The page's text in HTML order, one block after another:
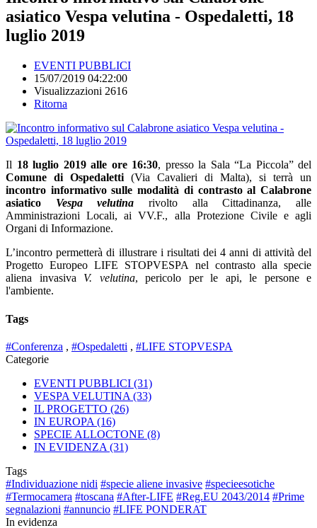
asiatico Vespa velutina - Ospedaletti, 18
luglio 2019
EVENTI PUBBLICI
15/07/2019 04:22:00
Visualizzazioni 2616
Ritorna
Il 18 luglio 2019 alle ore 16:30, presso la Sala “La Piccola” del
Comune di Ospedaletti (Via Cavalieri di Malta), si terrà un
incontro informativo sulle modalità di contrasto al Calabrone
asiatico Vespa velutina rivolto alla Cittadinanza, alle
Amministrazioni Locali, ai VV.F., alla Protezione Civile e agli
Organi di Informazione.
L’incontro permetterà di illustrare i risultati dei 4 anni di attività del
Progetto Europeo LIFE STOPVESPA nel contrasto alla specie
aliena invasiva V. velutina, pericolo per le api, le persone e
l'ambiente.
Tags
#Conferenza , #Ospedaletti , #LIFE STOPVESPA
Categorie
EVENTI PUBBLICI (31)
VESPA VELUTINA (33)
IL PROGETTO (26)
IN EUROPA (16)
SPECIE ALLOCTONE (8)
IN EVIDENZA (31)
Tags
#Individuazione nidi #specie aliene invasive #specieesotiche
#Termocamera #toscana #After-LIFE #Reg.EU 2043/2014 #Prime
segnalazioni #annuncio #LIFE PONDERAT
In evidenza